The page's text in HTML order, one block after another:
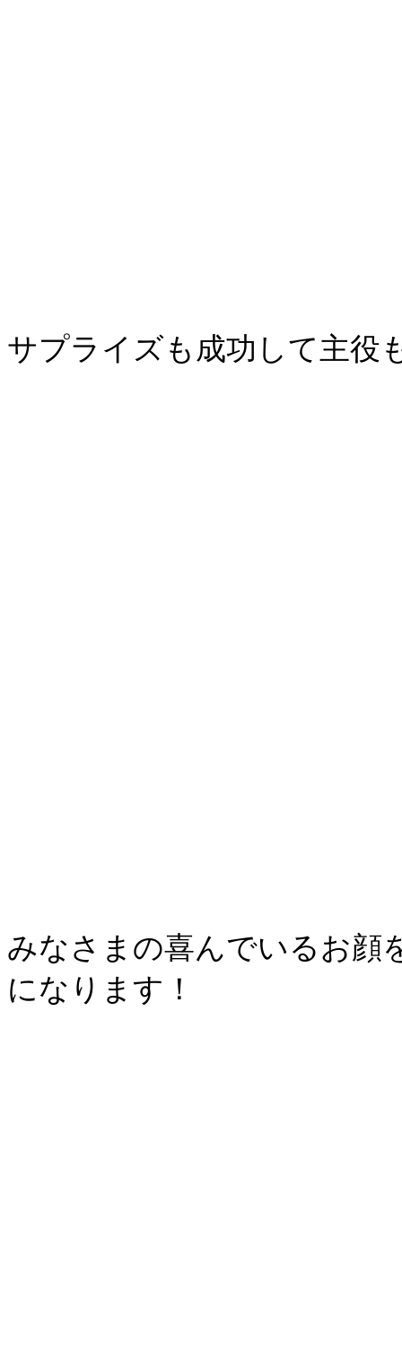
サプライズも成功して主役
みなさまの喜んでいるお顔
になります！